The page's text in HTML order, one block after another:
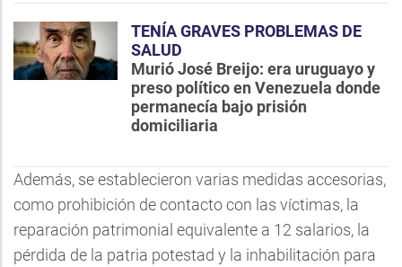
TENÍA GRAVES PROBLEMAS DE
SALUD
Murió José Breijo: era uruguayo y
preso político en Venezuela donde
permanecía bajo prisión
domiciliaria
Además, se establecieron varias medidas accesorias,
como prohibición de contacto con las víctimas, la
reparación patrimonial equivalente a 12 salarios, la
pérdida de la patria potestad y la inhabilitación para